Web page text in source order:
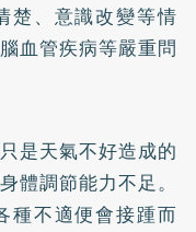
楚、意識改變等情
血管疾病等嚴重問
是天氣不好造成的
體調節能力不足。
種不適便會接踵而